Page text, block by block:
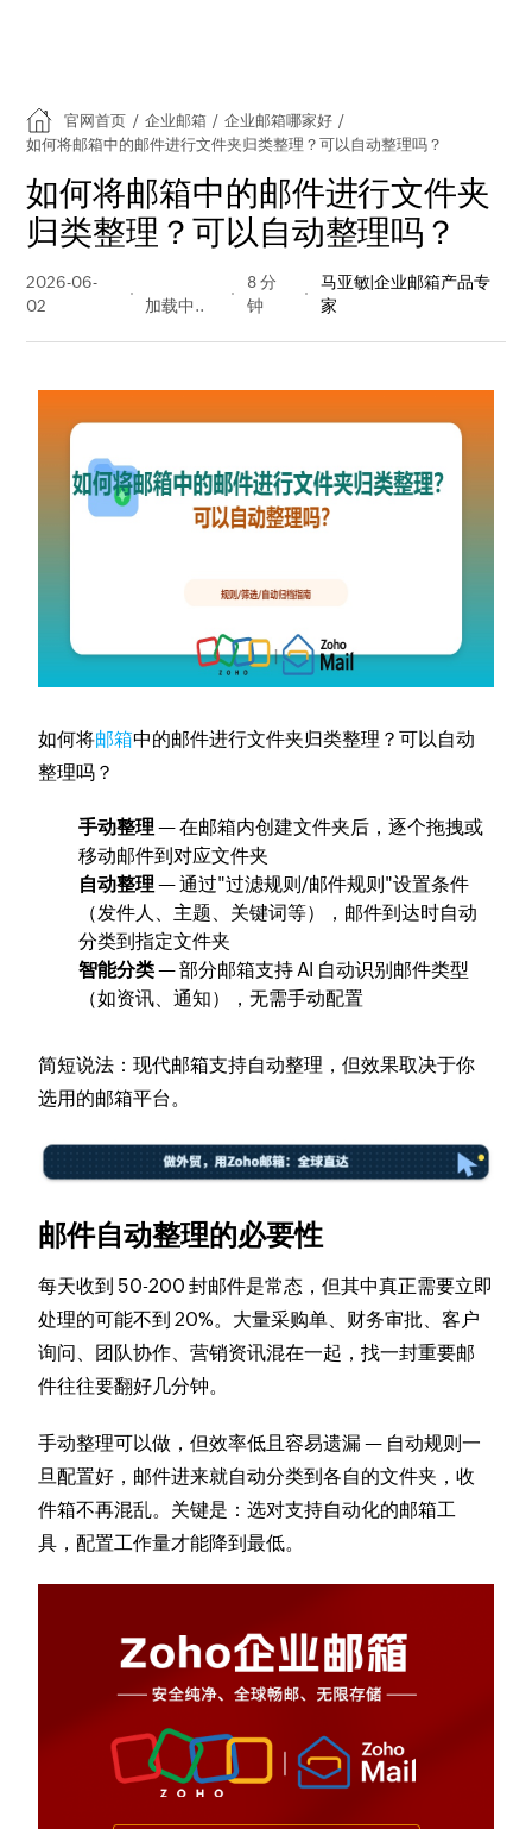
官网首页 / 企业邮箱 / 企业邮箱哪家好 /
如何将邮箱中的邮件进行文件夹归类整理？可以自动整理吗？
如何将邮箱中的邮件进行文件夹
归类整理？可以自动整理吗？
2026-06-
02
量
8 分
钟
马亚敏|企业邮箱产品专
家
如何将邮箱中的邮件进行文件夹归类整理？可以自动
整理吗？
手动整理 — 在邮箱内创建文件夹后，逐个拖拽或
移动邮件到对应文件夹
自动整理 — 通过"过滤规则/邮件规则"设置条件
（发件人、主题、关键词等），邮件到达时自动
分类到指定文件夹
智能分类— 部分邮箱支持 AI 自动识别邮件类型
（如资讯、通知），无需手动配置
简短说法：现代邮箱支持自动整理，但效果取决于你
选用的邮箱平台。
邮件自动整理的必要性
每天收到 50-200 封邮件是常态，但其中真正需要立即
处理的可能不到 20%。大量采购单、财务审批、客户
询问、团队协作、营销资讯混在一起，找一封重要邮
件往往要翻好几分钟。
手动整理可以做，但效率低且容易遗漏 — 自动规则一
旦配置好，邮件进来就自动分类到各自的文件夹，收
件箱不再混乱。关键是：选对支持自动化的邮箱工
具，配置工作量才能降到最低。